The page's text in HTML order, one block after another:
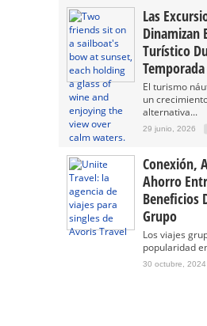
Las
Dinamizan
Turístico
El turismo
un
alternativa...
29 junio, 2026
Conexión,
Ahorro
Beneficios
Grupo
Los viajes
popularidad
30 octubre, 2024